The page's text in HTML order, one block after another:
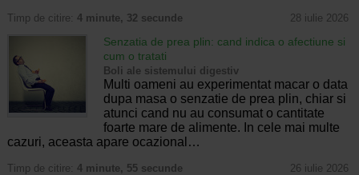
Timp de citire: 4 minute, 32 secunde 28 iulie 2026
Senzatia de prea plin: cand indica o afectiune si
cum o tratati
Boli ale sistemului digestiv
Multi oameni au experimentat macar o data
dupa masa o senzatie de prea plin, chiar si
atunci cand nu au consumat o cantitate
foarte mare de alimente. In cele mai multe
cazuri, aceasta apare ocazional…
Timp de citire: 4 minute, 55 secunde 26 iulie 2026